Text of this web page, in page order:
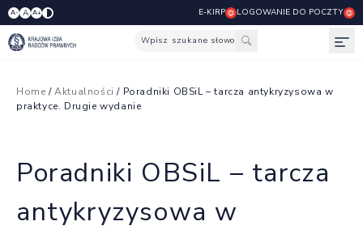
A- A A+ E-KIRP LOGOWANIE DO POCZTY
Wpisz szukane słowo
Home /Aktualności / Poradniki OBSiL – tarcza antykryzysowa w
praktyce. Drugie wydanie
Poradniki OBSiL – tarcza
antykryzysowa w